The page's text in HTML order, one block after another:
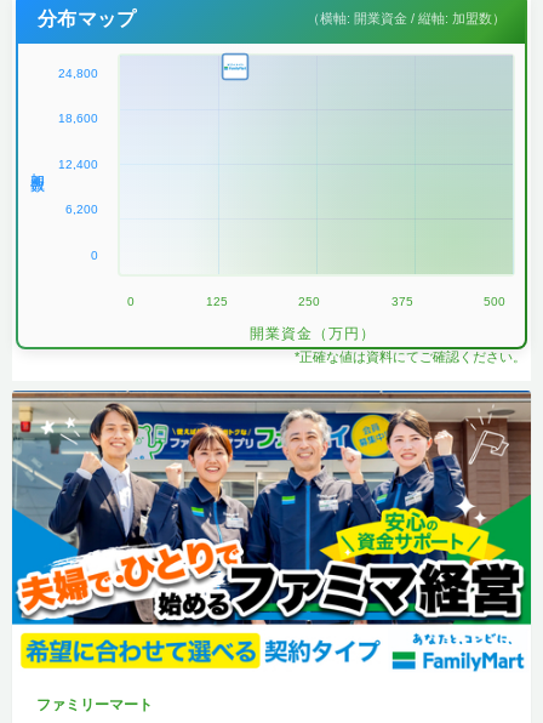
分布マップ （横軸: 開業資金 / 縦軸: 加盟数）
24,800
18,600
12,400
6,200
0
0 125 250 375 500
開業資金（万円）
*正確な値は資料にてご確認ください。
ファミリーマート